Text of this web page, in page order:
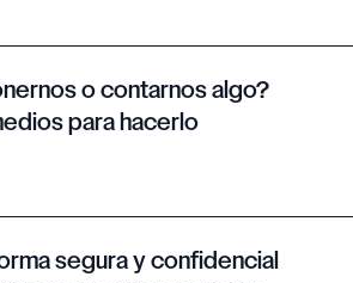
o contarnos algo?
para hacerlo
segura y confidencial